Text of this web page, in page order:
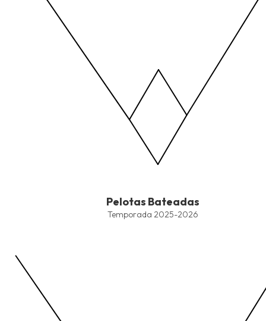
The chart has 1 X axis displaying values. Data ranges from -
The chart has 1 Y axis displaying values. Data ranges from -
Pelotas Bateadas
Temporada 2025-2026